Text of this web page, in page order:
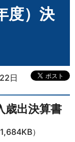
度）決
日
歳出決算書
）